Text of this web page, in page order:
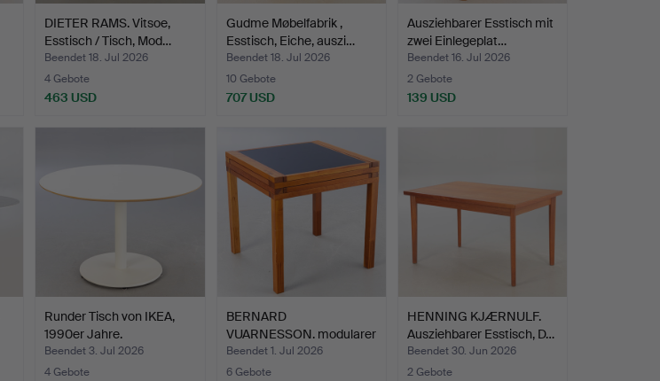
DIETER RAMS. Vitsoe,
Esstisch / Tisch, Mod…
Beendet 18. Jul 2026
4 Gebote
463 USD
Gudme Møbelfabrik ,
Esstisch, Eiche, auszi…
Beendet 18. Jul 2026
10 Gebote
707 USD
Ausziehbarer Esstisch mit
zwei Einlegeplat…
Beendet 16. Jul 2026
2 Gebote
139 USD
Runder Tisch von IKEA,
1990er Jahre.
Beendet 3. Jul 2026
4 Gebote
BERNARD
VUARNESSON. modularer
Esstisch, "H…
Beendet 1. Jul 2026
6 Gebote
HENNING KJÆRNULF.
Ausziehbarer Esstisch, D…
Beendet 30. Jun 2026
2 Gebote